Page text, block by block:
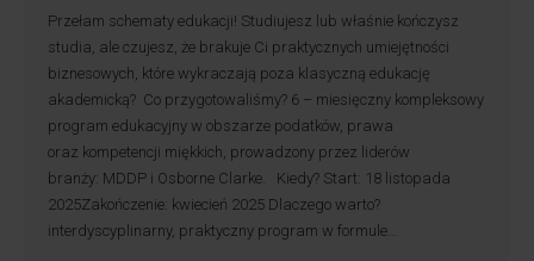
Przełam schematy edukacji! Studiujesz lub właśnie kończysz
studia, ale czujesz, że brakuje Ci praktycznych umiejętności
biznesowych, które wykraczają poza klasyczną edukację
akademicką? Co przygotowaliśmy? 6 – miesięczny kompleksowy
program edukacyjny w obszarze podatków, prawa
oraz kompetencji miękkich, prowadzony przez liderów
branży: MDDP i Osborne Clarke. Kiedy? Start: 18 listopada
2025Zakończenie: kwiecień 2025 Dlaczego warto?
interdyscyplinarny, praktyczny program w formule…